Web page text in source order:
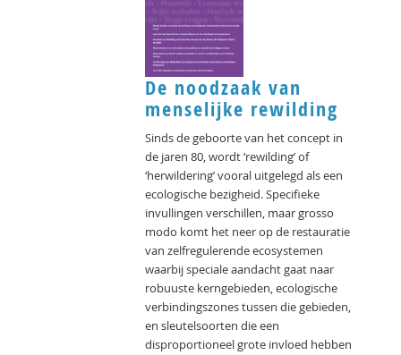
De noodzaak van
menselijke rewilding
Sinds de geboorte van het concept in
de jaren 80, wordt ‘rewilding’ of
‘herwildering’ vooral uitgelegd als een
ecologische bezigheid. Specifieke
invullingen verschillen, maar grosso
modo komt het neer op de restauratie
van zelfregulerende ecosystemen
waarbij speciale aandacht gaat naar
robuuste kerngebieden, ecologische
verbindingszones tussen die gebieden,
en sleutelsoorten die een
disproportioneel grote invloed hebben